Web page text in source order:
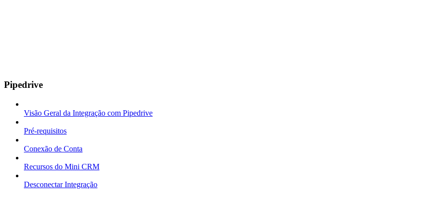
Pipedrive
Visão Geral da Integração com Pipedrive
Pré-requisitos
Conexão de Conta
Recursos do Mini CRM
Desconectar Integração